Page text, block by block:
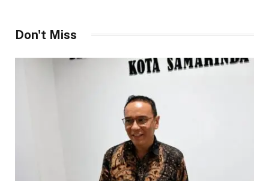
Don't Miss